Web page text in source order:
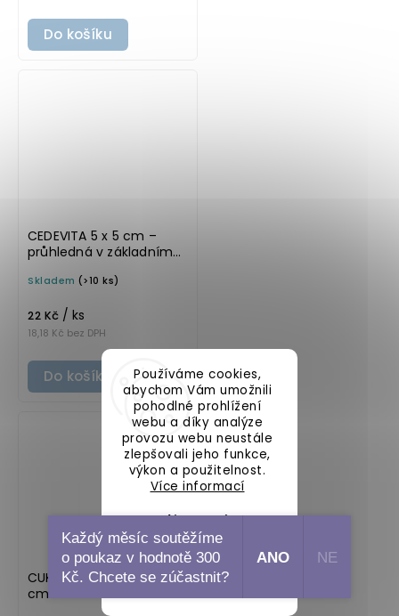
Používáme cookies,
abychom Vám umožnili
pohodlné prohlížení
webu a díky analýze
provozu webu neustále
zlepšovali jeho funkce,
výkon a použitelnost.
Více informací
Nastavení
Souhlasím
Do košíku
CEDEVITA 5 x 5 cm –
průhledná v základním
samolepka na
Skladem (>10 ks)
18,18 Kč bez DPH
22 Kč / ks
Do košíku
CUKR KOKOSOVÝ 5 × 5
cm – bílá v tučném
písmu, omyvatelná
Každý měsíc soutěžíme
o poukaz v hodnotě 300
Kč. Chcete se zúčastnit?
ANO NE